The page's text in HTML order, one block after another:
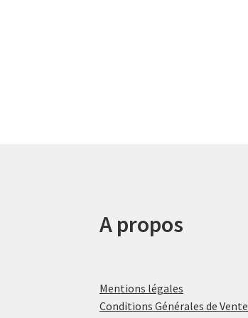
A propos
Mentions légales
Conditions Générales de Vente